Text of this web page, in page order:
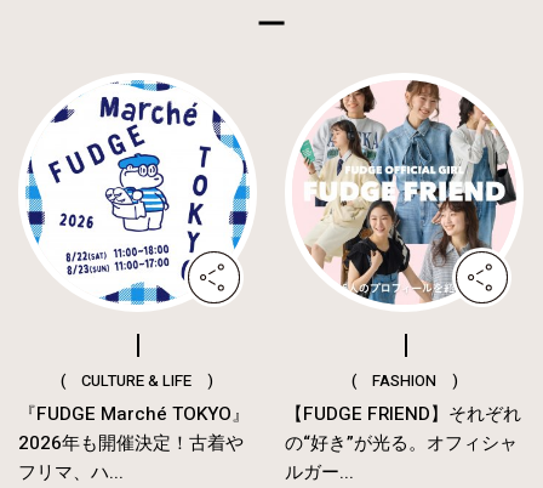
( CULTURE & LIFE )
『FUDGE Marché TOKYO』
2026年も開催決定！古着や
フリマ、ハ...
( FASHION )
【FUDGE FRIEND】それぞれ
の“好き”が光る。オフィシャ
ルガー...